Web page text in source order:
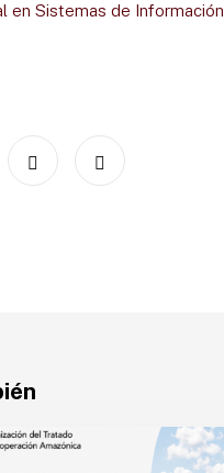
en Sistemas de Información